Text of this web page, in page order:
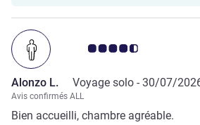
Note Avis clients 4.5/5
Alonzo L. Voyage solo - 30/07/
Avis confirmés ALL
Bien accueilli, chambre agréable.